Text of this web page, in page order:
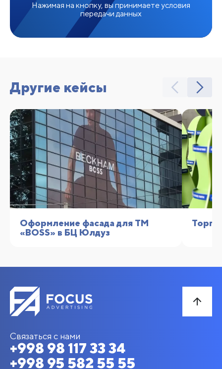
Нажимая на кнопку, вы принимаете условия
передачи данных
Другие кейсы
Оформление фасада для TM
«BOSS» в БЦ Юлдуз
Связаться с нами
+998 98 117 33 34
+998 95 582 55 55